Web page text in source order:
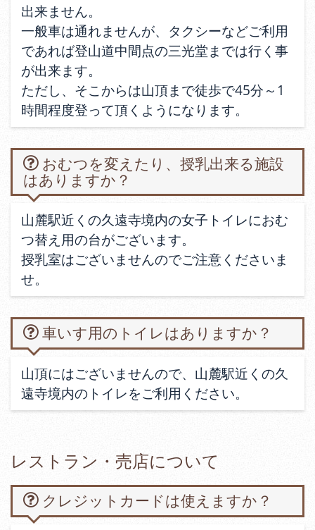
出来ません。
一般車は通れませんが、タクシーなどご利用
であれば登山道中間点の三光堂までは行く事
が出来ます。
ただし、そこからは山頂まで徒歩で45分～1
時間程度登って頂くようになります。
おむつを変えたり、授乳出来る施設
はありますか？
山麓駅近くの久遠寺境内の女子トイレにおむ
つ替え用の台がございます。
授乳室はございませんのでご注意くださいま
せ。
車いす用のトイレはありますか？
山頂にはございませんので、山麓駅近くの久
遠寺境内のトイレをご利用ください。
レストラン・売店について
クレジットカードは使えますか？